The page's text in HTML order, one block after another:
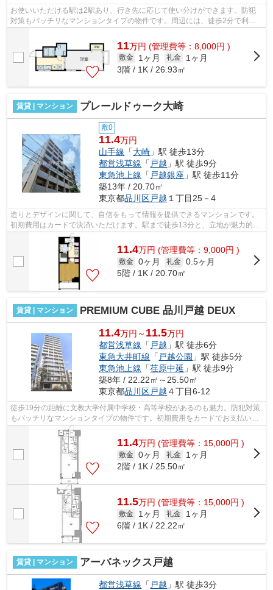
お使いいただける駅は2駅あり、行き先に応じて使い分けができます。防犯
対策もバッチリなマンションタイプの物件です。周辺には、徒歩2分で利用
11万円 (管理費等：8,000円 )
敷金 1ヶ月 礼金
1ヶ月
3階 / 1K / 26.93㎡
賃貸 | マンション プレールドゥーク大崎
敷0
11.4万円
山手線 「大崎 」駅 徒歩13分
都営浅草線 「 戸越 」駅 徒歩9分
東急池上線 「 戸越銀座 」駅 徒歩11分
築13年 / 20.70㎡
東京都品川区戸越 １丁目25－4
造りとデザインに関して、自信をもって情報を提供できるマンションです。
初期費用はカードで決済いただけます。駅まで徒歩13分と、立地が魅力的な
物件です。2駅利用できる場所にあり、...
11.4万円 (管理費等：9,000円 )
敷金 0ヶ月 礼金 0.5ヶ月
5階 / 1K / 20.70㎡
賃貸 | マンション PREMIUM CUBE 品川戸越 DEUX
11.4万円～ 11.5万円
都営浅草線 「 戸越 」駅 徒歩6分
東急大井町線 「 戸越公園 」駅 徒歩5分
東急池上線 「荏原中延 」駅 徒歩9分
築8年 / 22.22㎡～25.50㎡
東京都品川区戸越 ４丁目6-12
徒歩19分の距離に文教大学付属中学校・高等学校があるのも魅力。防犯対策
もバッチリなマンションタイプの物件です。初期費用をカードでお支払いい
ただけるので、カードで決済したい方...
11.4万円 (管理費等：15,000円 )
敷金 0ヶ月 礼金
1ヶ月
2階 / 1K / 25.50㎡
11.5万円 (管理費等：15,000円 )
敷金 1ヶ月 礼金
1ヶ月
6階 / 1K / 22.22㎡
賃貸 | マンション アーバネックス戸越
都営浅草線 「 戸越 」駅 徒歩3分